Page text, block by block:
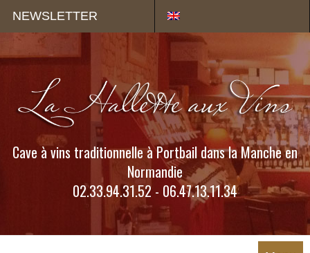
NEWSLETTER
Cave à vins traditionnelle à Portbail dans la Manche en
Normandie
02.33.94.31.52 - 06.47.13.11.34
Panneau de gestion des cookies